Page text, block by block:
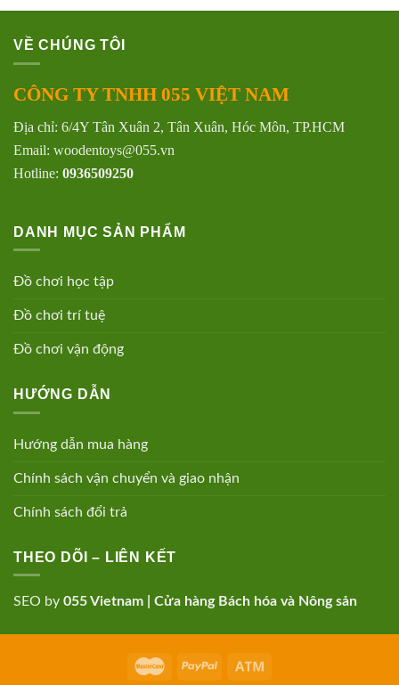
VỀ CHÚNG TÔI
CÔNG TY TNHH 055 VIỆT NAM
Địa chỉ: 6/4Y Tân Xuân 2, Tân Xuân, Hóc Môn, TP.HCM
Email: woodentoys@055.vn
Hotline: 0936509250
DANH MỤC SẢN PHẨM
Đồ chơi học tập
Đồ chơi trí tuệ
Đồ chơi vận động
HƯỚNG DẪN
Hướng dẫn mua hàng
Chính sách vận chuyển và giao nhận
Chính sách đổi trả
THEO DÕI – LIÊN KẾT
SEO by 055 Vietnam Cửa hàng Bách hóa và Nông sản